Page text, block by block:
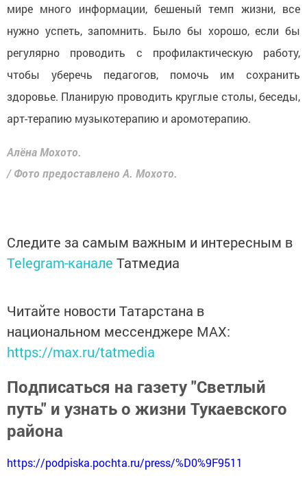
мире много информации, бешеный темп жизни, все
нужно успеть, запомнить. Было бы хорошо, если бы
регулярно проводить с профилактическую работу,
чтобы уберечь педагогов, помочь им сохранить
здоровье. Планирую проводить круглые столы, беседы,
арт-терапию музыкотерапию и аромотерапию.
Алёна Мохото.
/ Фото предоставлено А. Мохото.
Следите за самым важным и интересным в
Telegram-канале Татмедиа
Читайте новости Татарстана в
национальном мессенджере MАХ:
https://max.ru/tatmedia
Подписаться на газету "Светлый
путь" и узнать о жизни Тукаевского
района
https://podpiska.pochta.ru/press/%D0%9F9511